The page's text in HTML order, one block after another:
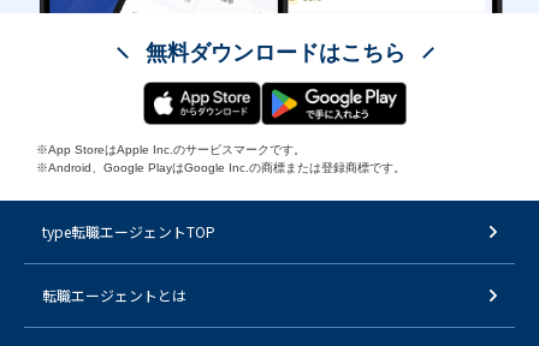
無料ダウンロードはこちら
※App StoreはApple Inc.のサービスマークです。
※Android、Google PlayはGoogle Inc.の商標または登録商標です。
type転職エージェントTOP
転職エージェントとは